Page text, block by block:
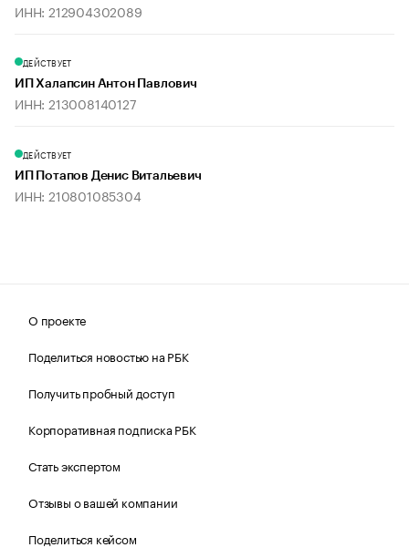
ИНН: 212904302089
ДЕЙСТВУЕТ
ИП Халапсин Антон Павлович
ИНН: 213008140127
ДЕЙСТВУЕТ
ИП Потапов Денис Витальевич
ИНН: 210801085304
О проекте
Поделиться новостью на РБК
Получить пробный доступ
Корпоративная подписка РБК
Стать экспертом
Отзывы о вашей компании
Поделиться кейсом